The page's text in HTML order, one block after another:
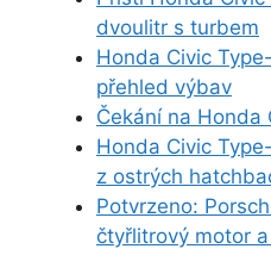
dvoulitr s turbem
Honda Civic
přehled výbav
Čekání na Honda
Honda Civic
z ostrých
Potvrzeno:
čtyřlitrový motor